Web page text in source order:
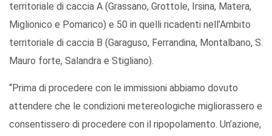
territoriale di caccia A (Grassano, Grottole, Irsina, Matera,
Miglionico e Pomarico) e 50 in quelli ricadenti nell’Ambito
territoriale di caccia B (Garaguso, Ferrandina, Montalbano, S.
Mauro forte, Salandra e Stigliano).
“Prima di procedere con le immissioni abbiamo dovuto
attendere che le condizioni metereologiche migliorassero e
consentissero di procedere con il ripopolamento. Un’azione,